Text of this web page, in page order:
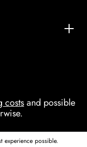
costsand possible
experience possible.